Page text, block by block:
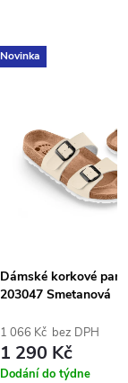
Novinka
Dámské korkové
203047 Smetanová
1 066 Kč bez DPH
1 290 Kč
Dodání do týdne